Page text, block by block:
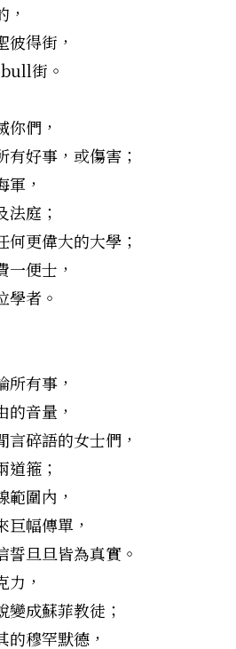
得街，
街。
們，
有好事，或傷害；
，
法庭；
何更偉大的大學；
便士，
學者。
所有事，
的音量，
言碎語的女士們，
道箍；
圍內，
幅傳單，
誓旦旦皆為真實。
，
變成蘇菲教徒；
的穆罕默德，